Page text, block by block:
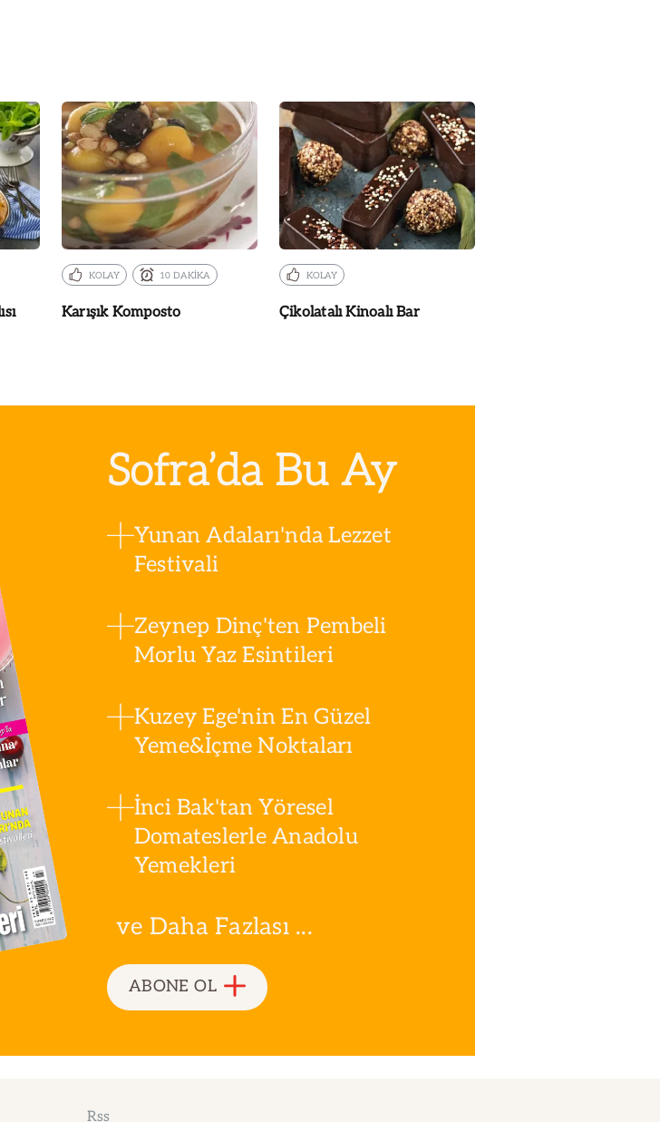
KOLAY 10 DAKİKA
Karışık Komposto
KOLAY
Çikolatalı Kinoalı Bar
Sofra’da Bu Ay
Yunan Adaları'nda Lezzet
Festivali
Zeynep Dinç'ten Pembeli
Morlu Yaz Esintileri
Kuzey Ege'nin En Güzel
Yeme&İçme Noktaları
İnci Bak'tan Yöresel
Domateslerle Anadolu
Yemekleri
ve Daha Fazlası ...
ABONE OL
Rss